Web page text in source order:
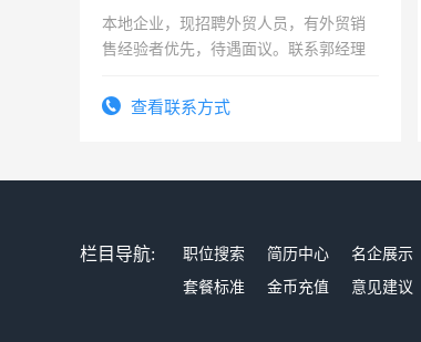
本地企业，现招聘外贸人员，有外贸销
售经验者优先，待遇面议。联系郭经理
查看联系方式
栏目导航: 职位搜索 简历中心 名企展示
套餐标准
金币充值 意见建议